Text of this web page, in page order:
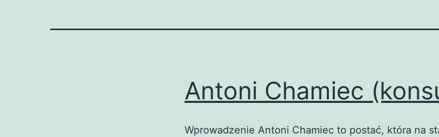
Antoni Chamiec
Wprowadzenie Antoni Chamiec to postać, która na